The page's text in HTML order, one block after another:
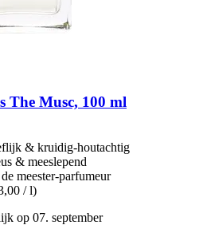
The Musc, 100 ml
& kruidig-houtachtig
& meeslepend
meester-parfumeur
/ l)
op 07. september